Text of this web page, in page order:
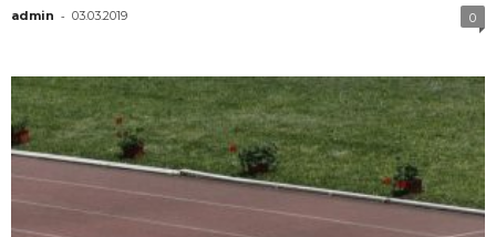
admin - 03.03.2019 0